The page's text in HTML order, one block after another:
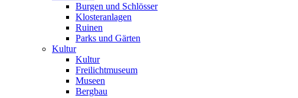
Burgen und Schlösser
Klosteranlagen
Ruinen
Parks und Gärten
Kultur
Kultur
Freilichtmuseum
Museen
Bergbau